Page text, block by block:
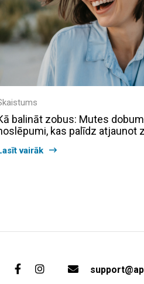
balināt zobus: Mutes
kas palīdz atjaunot
vairāk